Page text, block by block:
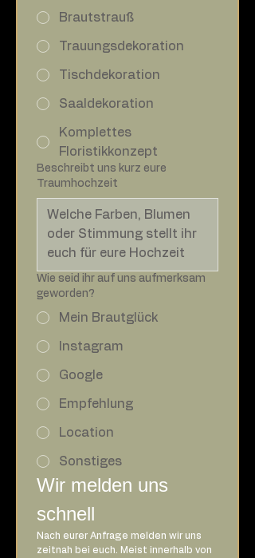
Brautstrauß
Trauungsdekoration
Tischdekoration
Saaldekoration
Komplettes
Floristikkonzept
Beschreibt uns kurz eure
Traumhochzeit
Wie seid ihr auf uns aufmerksam
geworden?
Mein Brautglück
Instagram
Google
Empfehlung
Location
Sonstiges
Wir melden uns
schnell
Nach eurer Anfrage melden wir uns
zeitnah bei euch. Meist innerhalb von